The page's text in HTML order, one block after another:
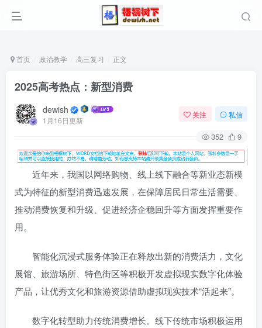
首页 政治教学 高三复习 正文
2025高考热点：新型消费
dewish
1月16日更新
关注 私信
352 9
近年来，我国以网络购物、线上线下融合等新业态新模
式为特征的新型消费迅速发展，在保障居民日常生活需要、
推动消费恢复和升级、促进经济企稳回升等方面发挥重要作
用。
智能化沉浸式服务体验正在释放出新的消费活力，文化
展馆、旅游场所、特色街区等积极开发虚拟现实数字化体验
产品，让优秀文化和旅游资源借助虚拟现实技术“活起来”。
数字化转型助力传统消费增长。线下传统市场积极运用